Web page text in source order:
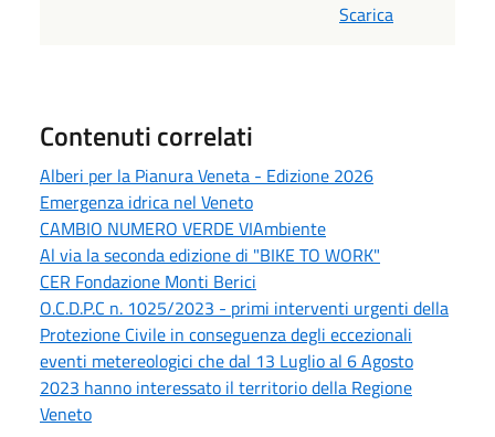
Scarica
Contenuti correlati
Alberi per la Pianura Veneta - Edizione 2026
Emergenza idrica nel Veneto
CAMBIO NUMERO VERDE VIAmbiente
Al via la seconda edizione di "BIKE TO WORK"
CER Fondazione Monti Berici
O.C.D.P.C n. 1025/2023 - primi interventi urgenti della
Protezione Civile in conseguenza degli eccezionali
eventi metereologici che dal 13 Luglio al 6 Agosto
2023 hanno interessato il territorio della Regione
Veneto